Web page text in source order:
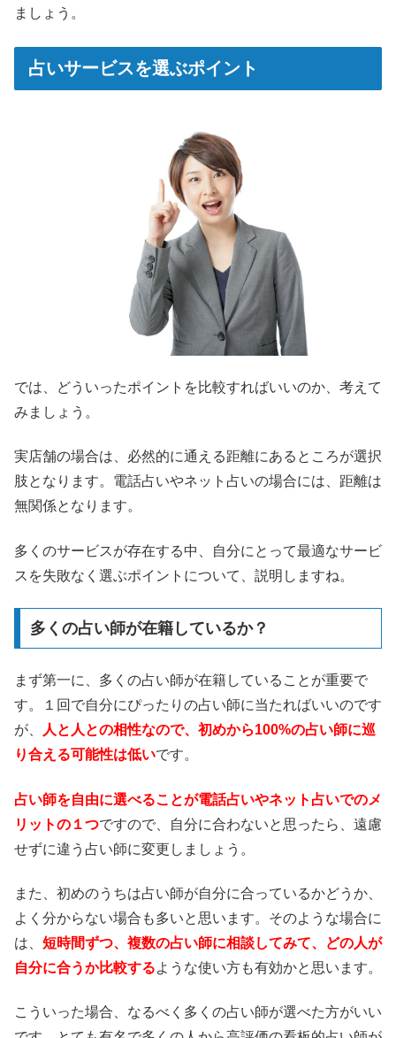
ましょう。
占いサービスを選ぶポイント
では、どういったポイントを比較すればいいのか、考えて
みましょう。
実店舗の場合は、必然的に通える距離にあるところが選択
肢となります。電話占いやネット占いの場合には、距離は
無関係となります。
多くのサービスが存在する中、自分にとって最適なサービ
スを失敗なく選ぶポイントについて、説明しますね。
多くの占い師が在籍しているか？
まず第一に、多くの占い師が在籍していることが重要で
す。１回で自分にぴったりの占い師に当たればいいのです
が、
人と人との相性なので、初めから100%の占い師に巡
り合える可能性は低いです。
占い師を自由に選べることが電話占いやネット占いでのメ
リットの１つですので、自分に合わないと思ったら、遠慮
せずに違う占い師に変更しましょう。
また、初めのうちは占い師が自分に合っているかどうか、
よく分からない場合も多いと思います。そのような場合に
は、 短時間ずつ、複数の占い師に相談してみて、どの人が
自分に合うか比較するような使い方も有効かと思います。
こういった場合、なるべく多くの占い師が選べた方がいい